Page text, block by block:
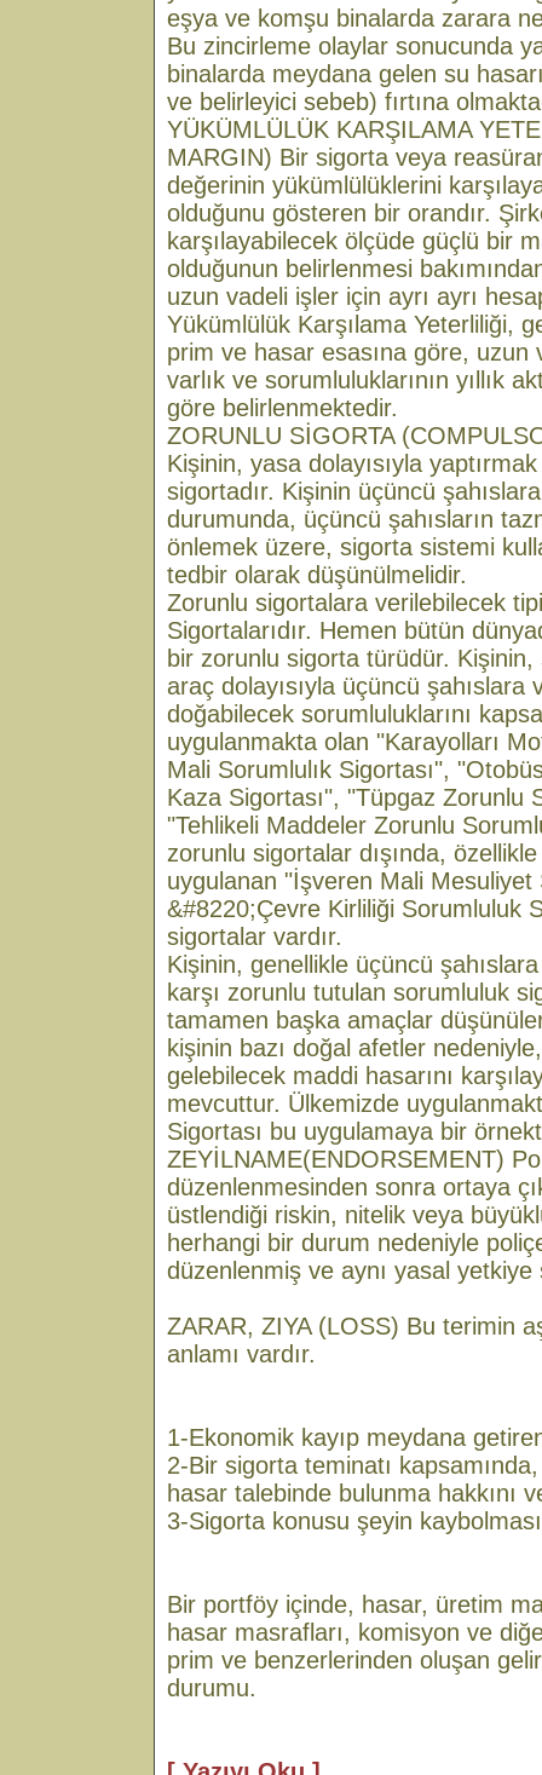
eşya ve komşu binalarda zarara
Bu zincirleme olaylar sonucunda
binalarda meydana gelen su
ve belirleyici sebeb) fırtına
YÜKÜMLÜLÜK KARŞILAMA
MARGIN) Bir sigorta veya
değerinin yükümlülüklerini
olduğunu gösteren bir orandır.
karşılayabilecek ölçüde güçlü bir
olduğunun belirlenmesi
uzun vadeli işler için ayrı ayrı
Yükümlülük Karşılama Yeterliliği,
prim ve hasar esasına göre, uzun
varlık ve sorumluluklarının yıllık
göre belirlenmektedir.
ZORUNLU SİGORTA
Kişinin, yasa dolayısıyla
sigortadır. Kişinin üçüncü
durumunda, üçüncü şahısların
önlemek üzere, sigorta sistemi
tedbir olarak düşünülmelidir.
Zorunlu sigortalara verilebilecek
Sigortalarıdır. Hemen bütün
bir zorunlu sigorta türüdür.
araç dolayısıyla üçüncü
doğabilecek sorumluluklarını
uygulanmakta olan "Karayolları
Mali Sorumlulık Sigortası",
Kaza Sigortası", "Tüpgaz Zorunlu
"Tehlikeli Maddeler Zorunlu
zorunlu sigortalar dışında,
uygulanan "İşveren Mali Mesuliyet
&#8220;Çevre Kirliliği Sorumluluk
sigortalar vardır.
Kişinin, genellikle üçüncü
karşı zorunlu tutulan sorumluluk
tamamen başka amaçlar
kişinin bazı doğal afetler
gelebilecek maddi hasarını
mevcuttur. Ülkemizde
Sigortası bu uygulamaya bir
ZEYİLNAME(ENDORSEMENT)
düzenlenmesinden sonra ortaya
üstlendiği riskin, nitelik veya
herhangi bir durum nedeniyle
düzenlenmiş ve aynı yasal yetkiye
ZARAR, ZIYA (LOSS) Bu terimin
anlamı vardır.
1-Ekonomik kayıp meydana
2-Bir sigorta teminatı
hasar talebinde bulunma hakkını
3-Sigorta konusu şeyin
Bir portföy içinde, hasar, üretim
hasar masrafları, komisyon ve
prim ve benzerlerinden oluşan gelir
durumu.